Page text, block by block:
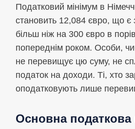
Податковий мінімум в
становить 12,084 євро, що є
більш ніж на 300 євро в
попереднім роком. Особи,
не перевищує цю суму, не
податок на доходи. Ті, хто
оподатковують лише
Основна податкова